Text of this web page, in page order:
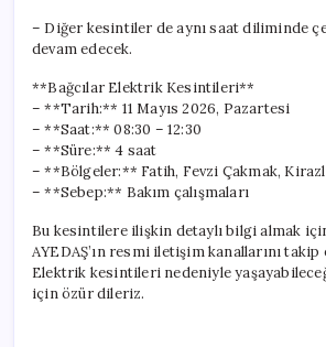
– Diğer kesintiler de aynı saat diliminde
devam edecek.
**Bağcılar Elektrik Kesintileri**
– **Tarih:** 11 Mayıs 2026, Pazartesi
– **Saat:** 08:30 – 12:30
– **Süre:** 4 saat
– **Bölgeler:** Fatih, Fevzi Çakmak,
– **Sebep:** Bakım çalışmaları
Bu kesintilere ilişkin detaylı bilgi almak
AYEDAŞ’ın resmi iletişim kanallarını
Elektrik kesintileri nedeniyle
için özür dileriz.